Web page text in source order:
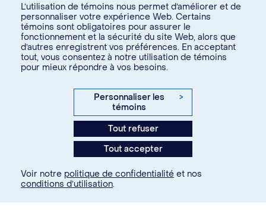
Donnez à l’UdeM
U15
© Université de Montréal, 2026. Tous droits réservés.
Confidentialité
Conditions d’utilisation
Paramètres des témoins
L’utilisation de témoins nous permet d’améliorer et de
personnaliser votre expérience Web. Certains
témoins sont obligatoires pour assurer le
fonctionnement et la sécurité du site Web, alors que
d’autres enregistrent vos préférences. En acceptant
tout, vous consentez à notre utilisation de témoins
pour mieux répondre à vos besoins.
Personnaliser les
témoins
>
Tout refuser
Tout accepter
Voir notre politique de confidentialité et nos
conditions d’utilisation.